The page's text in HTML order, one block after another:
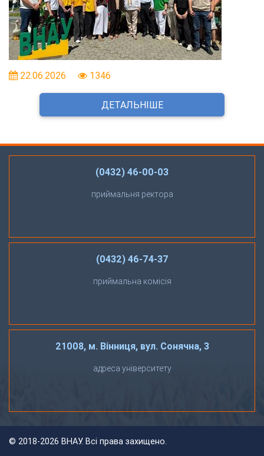
22.06.2026 1346
ДЕТАЛЬНІШЕ
(0432) 46-00-03
приймальня ректора
(0432) 46-74-37
приймальна комісія
21008, м. Вінниця, вул. Сонячна, 3
адреса університету
© 2018-2026 ВНАУ. Всі права захищено.